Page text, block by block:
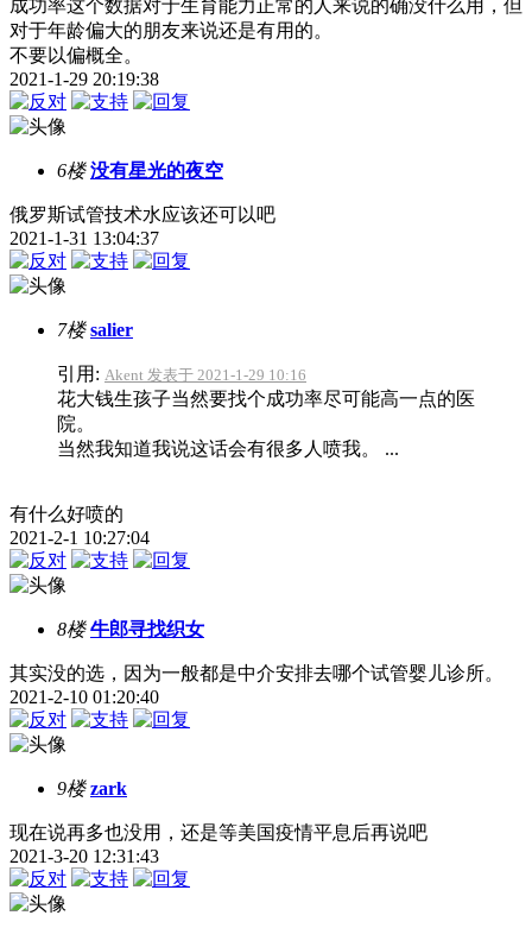
成功率这个数据对于生育能力正常的人来说的确没什么用，但
对于年龄偏大的朋友来说还是有用的。
不要以偏概全。
2021-1-29 20:19:38
6楼 没有星光的夜空
俄罗斯试管技术水应该还可以吧
2021-1-31 13:04:37
7楼 salier
引用: Akent 发表于 2021-1-29 10:16
花大钱生孩子当然要找个成功率尽可能高一点的医
院。
当然我知道我说这话会有很多人喷我。 ...
有什么好喷的
2021-2-1 10:27:04
8楼 牛郎寻找织女
其实没的选，因为一般都是中介安排去哪个试管婴儿诊所。
2021-2-10 01:20:40
9楼 zark
现在说再多也没用，还是等美国疫情平息后再说吧
2021-3-20 12:31:43